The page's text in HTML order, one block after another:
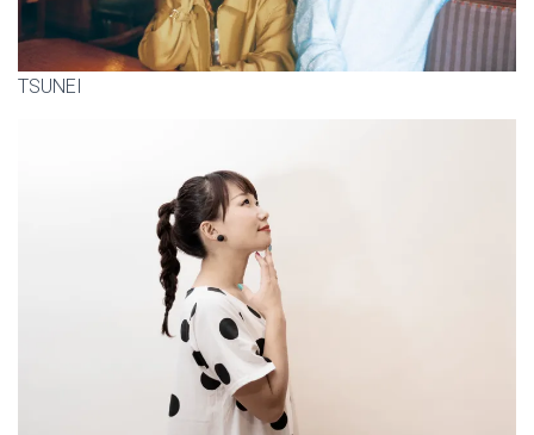
TSUNEI